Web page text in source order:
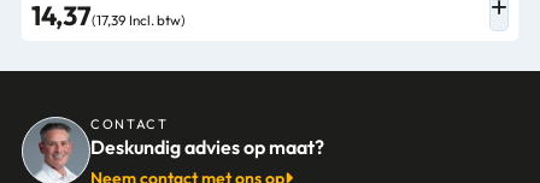
14,37(17,39 Incl. btw)
CONTACT
Deskundig advies op maat?
Neem contact met ons op